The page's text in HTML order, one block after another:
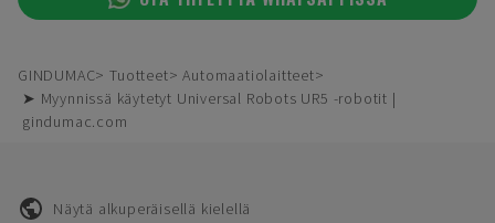
GINDUMAC Tuotteet
Automaatiolaitteet
➤ Myynnissä käytetyt Universal Robots UR5 -robotit |
gindumac.com
Näytä alkuperäisellä kielellä